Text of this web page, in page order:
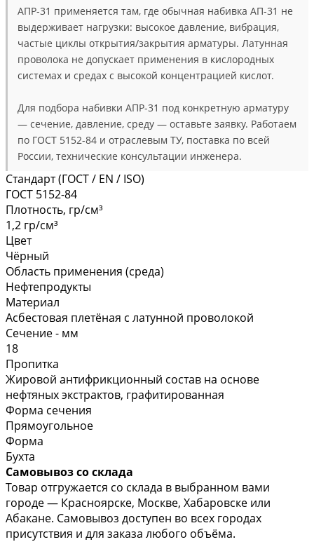
АПР-31 применяется там, где обычная набивка АП-31 не
выдерживает нагрузки: высокое давление, вибрация,
частые циклы открытия/закрытия арматуры. Латунная
проволока не допускает применения в кислородных
системах и средах с высокой концентрацией кислот.
Для подбора набивки АПР-31 под конкретную арматуру
— сечение, давление, среду — оставьте заявку. Работаем
по ГОСТ 5152-84 и отраслевым ТУ, поставка по всей
России, технические консультации инженера.
Стандарт (ГОСТ / EN / ISO)
ГОСТ 5152-84
Плотность, гр/см³
1,2 гр/см³
Цвет
Чёрный
Область применения (среда)
Нефтепродукты
Материал
Асбестовая плетёная с латунной проволокой
Сечение - мм
18
Пропитка
Жировой антифрикционный состав на основе
нефтяных экстрактов, графитированная
Форма сечения
Прямоугольное
Форма
Бухта
Самовывоз со склада
Товар отгружается со склада в выбранном вами
городе — Красноярске, Москве, Хабаровске или
Абакане. Самовывоз доступен во всех городах
присутствия и для заказа любого объёма.